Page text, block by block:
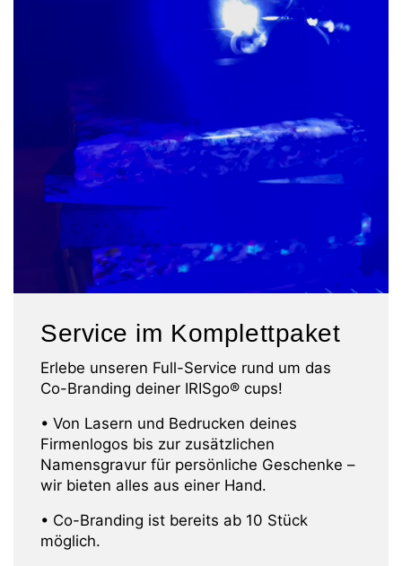
Service im Komplettpaket
Erlebe unseren Full-Service rund um das
Co-Branding deiner IRISgo® cups!
• Von Lasern und Bedrucken deines
Firmenlogos bis zur zusätzlichen
Namensgravur für persönliche Geschenke –
wir bieten alles aus einer Hand.
• Co-Branding ist bereits ab 10 Stück
möglich.